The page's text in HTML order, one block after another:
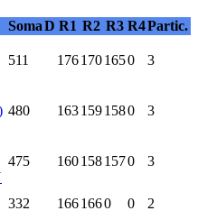
SomaD R1 R2 R3 R4Partic.
511 1761701650 3
480 1631591580 3
475 1601581570 3
332 1661660 0 2